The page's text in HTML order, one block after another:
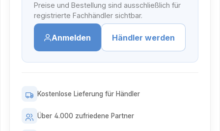
Preise und Bestellung sind ausschließlich für
registrierte Fachhändler sichtbar.
Anmelden Händler werden
Kostenlose Lieferung für Händler
Über 4.000 zufriedene Partner